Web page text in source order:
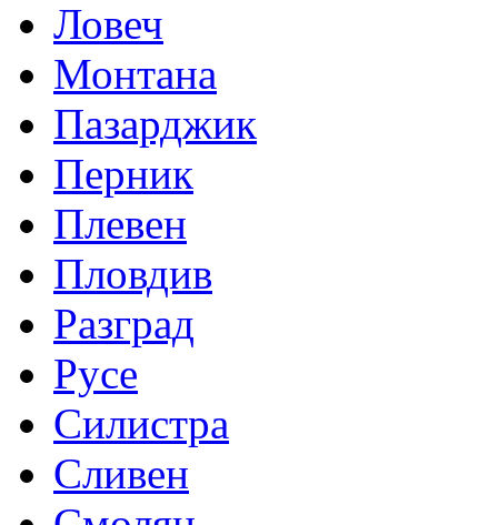
Ловеч
Монтана
Пазарджик
Перник
Плевен
Пловдив
Разград
Русе
Силистра
Сливен